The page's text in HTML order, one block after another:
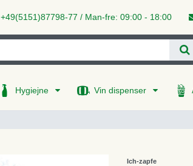
+49(5151)87798-77 / Man-fre: 09:00 - 18:00
Hygiejne Vin dispenser
Ich-zapfe